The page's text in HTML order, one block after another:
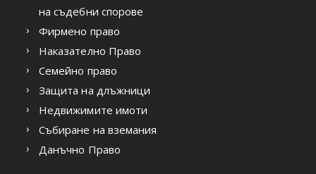
на съдебни спорове
Фирмено право
Наказателно Право
Семейно право
Защита на длъжници
Недвижимите имоти
Събиране на вземания
Данъчно Право